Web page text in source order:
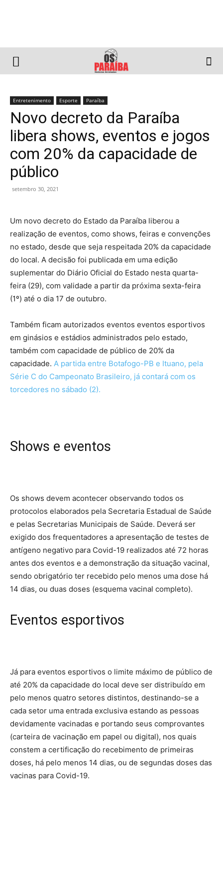
Entretenimento Esporte Paraíba
Novo decreto da Paraíba
libera shows, eventos e jogos
com 20% da capacidade de
público
setembro 30, 2021
Um novo decreto do Estado da Paraíba liberou a
realização de eventos, como shows, feiras e convenções
no estado, desde que seja respeitada 20% da capacidade
do local. A decisão foi publicada em uma edição
suplementar do Diário Oficial do Estado nesta quarta-
feira (29), com validade a partir da próxima sexta-feira
(1º) até o dia 17 de outubro.
Também ficam autorizados eventos eventos esportivos
em ginásios e estádios administrados pelo estado,
também com capacidade de público de 20% da
capacidade. A partida entre Botafogo-PB e Ituano, pela
Série C do Campeonato Brasileiro, já contará com os
torcedores no sábado (2).
Shows e eventos
Os shows devem acontecer observando todos os
protocolos elaborados pela Secretaria Estadual de Saúde
e pelas Secretarias Municipais de Saúde. Deverá ser
exigido dos frequentadores a apresentação de testes de
antígeno negativo para Covid-19 realizados até 72 horas
antes dos eventos e a demonstração da situação vacinal,
sendo obrigatório ter recebido pelo menos uma dose há
14 dias, ou duas doses (esquema vacinal completo).
Eventos esportivos
Já para eventos esportivos o limite máximo de público de
até 20% da capacidade do local deve ser distribuído em
pelo menos quatro setores distintos, destinando-se a
cada setor uma entrada exclusiva estando as pessoas
devidamente vacinadas e portando seus comprovantes
(carteira de vacinação em papel ou digital), nos quais
constem a certificação do recebimento de primeiras
doses, há pelo menos 14 dias, ou de segundas doses das
vacinas para Covid-19.